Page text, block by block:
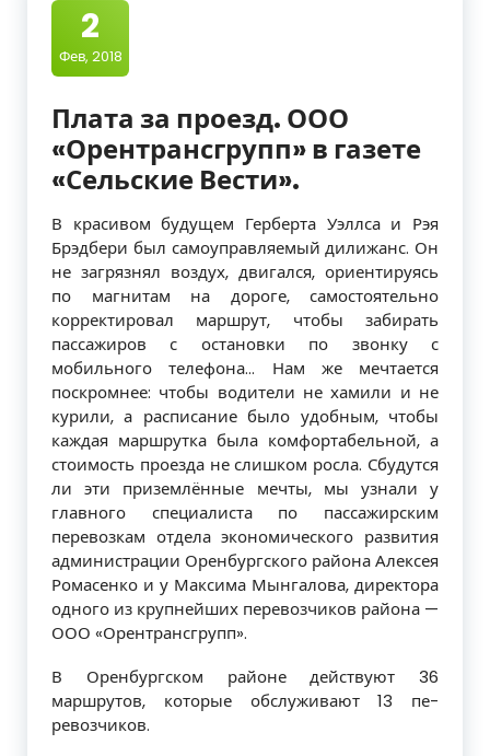
2
Фев, 2018
Плата за проезд. ООО
«Орентрансгрупп» в газете
«Сельские Вести».
В красивом будущем Герберта Уэллса и Рэя
Брэдбери был самоуправляемый дилижанс. Он
не загрязнял воздух, двигался, ориентируясь
по магнитам на дороге, самостоятельно
корректировал маршрут, чтобы забирать
пассажиров с остановки по звонку с
мобильного телефона… Нам же мечтается
поскромнее: чтобы водители не хамили и не
курили, а расписание было удобным, чтобы
каждая маршрутка была комфортабельной, а
стоимость проезда не слишком росла. Сбудутся
ли эти приземлённые мечты, мы узнали у
главного специалиста по пассажирским
перевозкам отдела экономического развития
администрации Оренбургского района Алексея
Ромасенко и у Максима Мынгалова, директора
одного из крупнейших перевозчиков района —
ООО «Орентрансгрупп».
В Оренбургском районе действуют 36
маршрутов, которые обслуживают 13 пе­
ревозчиков.